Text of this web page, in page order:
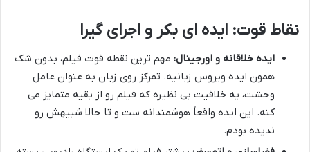
نقاط قوت: ایده ای بکر و اجرای گیرا
ایده خلاقانه و اورجینال: مهم ترین نقطه قوت فیلم، بدون شک
همون ایده ویروس زبانیه. تمرکز روی زبان به عنوان عامل
وحشت، یه خلاقیت بی نظیره که فیلم رو از بقیه متمایز می
کنه. این ایده واقعاً هوشمندانه ست و تا حالا شبیهش رو
ندیده بودم.